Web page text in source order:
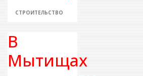
СТРОИТЕЛЬСТВО
В
Мытищах